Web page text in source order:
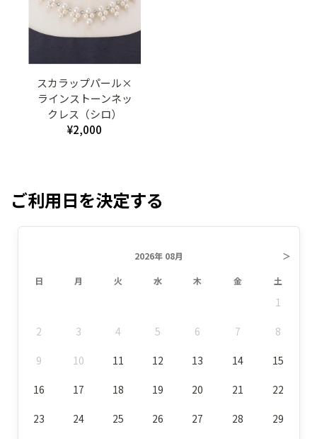
スカラップパール×
ラインストーンネッ
クレス（シロ）
¥2,000
ご利用日を決定する
2026年 08月 ＞
日 月 火 水 木 金 土
1
2 3 4 5 6 7 8
9 10 11 12 13 14 15
16 17 18 19 20 21 22
23 24 25 26 27 28 29